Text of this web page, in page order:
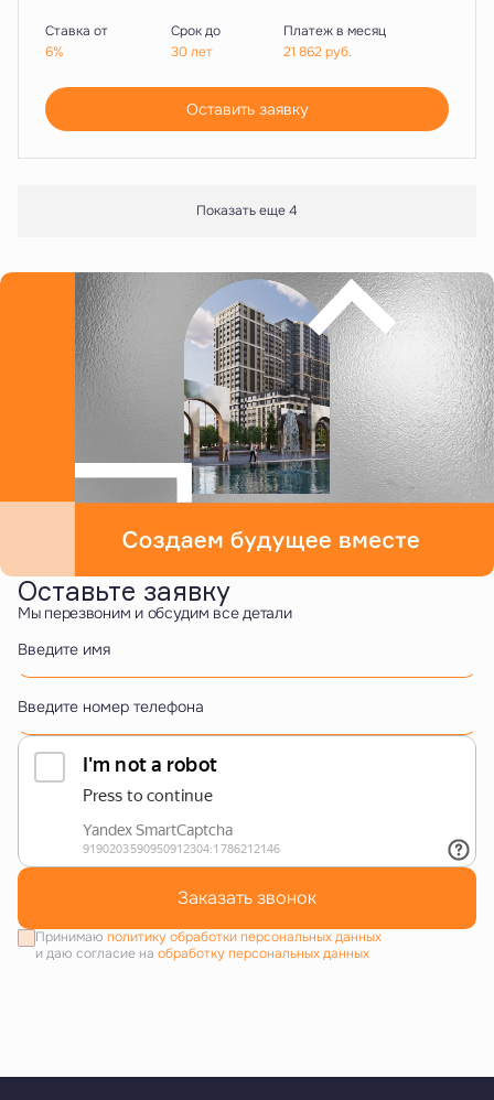
Ставка от
6%
Срок до
30 лет
Платеж в месяц
21 862руб.
Оставить заявку
Показать еще 4
Оставьте заявку
Мы перезвоним и обсудим все детали
Введите имя
Введите номер телефона
Заказать звонок
Принимаю политику обработки персональных данных
и даю согласие на обработку персональных данных